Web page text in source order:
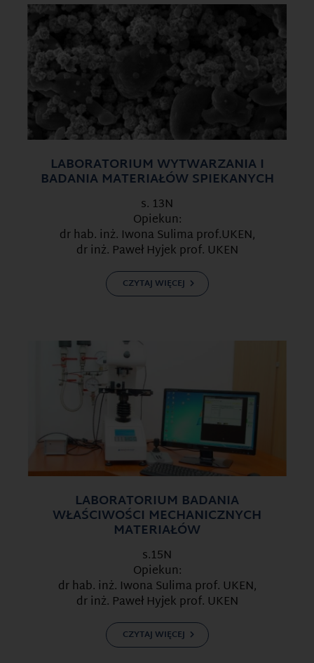
LABORATORIUM WYTWARZANIA I
BADANIA MATERIAŁÓW SPIEKANYCH
s. 13N
Opiekun:
dr hab. inż. Iwona Sulima prof.UKEN,
dr inż. Paweł Hyjek prof. UKEN
CZYTAJ WIĘCEJ
LABORATORIUM BADANIA
WŁAŚCIWOŚCI MECHANICZNYCH
MATERIAŁÓW
s.15N
Opiekun:
dr hab. inż. Iwona Sulima prof. UKEN,
dr inż. Paweł Hyjek prof. UKEN
CZYTAJ WIĘCEJ